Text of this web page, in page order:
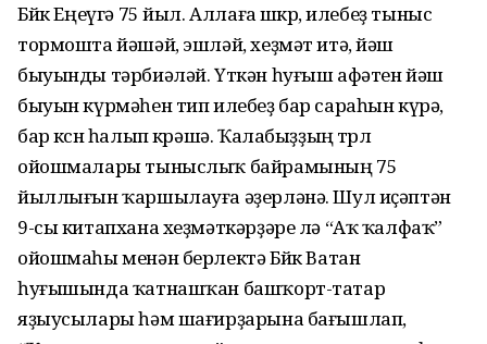
Бөйөк Еңеүгә 75 йыл. Аллаға шөкөр, илебеҙ тыныс
тормошта йәшәй, эшләй, хеҙмәт итә, йәш
быуынды тәрбиәләй. Үткән һуғыш афәтен йәш
быуын күрмәһен тип илебеҙ бар сараһын күрә,
бар көсөн һалып көрәшә. Ҡалабыҙҙың төрлө
ойошмалары тыныслыҡ байрамының 75
йыллығын ҡаршылауға әҙерләнә. Шул иҫәптән
9-сы китапхана хеҙмәткәрҙәре лә “Аҡ ҡалфаҡ”
ойошмаһы менән берлектә Бөйөк Ватан
һуғышында ҡатнашҡан башҡорт-татар
яҙыусылары һәм шағирҙарына бағышлап,